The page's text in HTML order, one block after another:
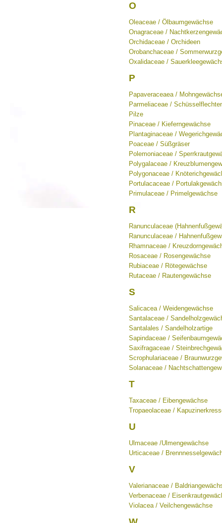
O
Oleaceae / Ölbaumgewächse
Onagraceae /
Orchidaceae / Orchideen
Orobanchaceae /
Oxalidaceae /
P
Papaveraceaea /
Parmeliaceae /
Pilze
Pinaceae / Kieferngewächse
Plantaginaceae /
Poaceae / Süßgräser
Polemoniaceae /
Polygalaceae /
Polygonaceae /
Portulacaceae /
Primulaceae / Primelgewächse
R
Ranunculaceae
Ranunculaceae /
Rhamnaceae /
Rosaceae / Rosengewächse
Rubiaceae / Rötegewächse
Rutaceae / Rautengewächse
S
Salicacea / Weidengewächse
Santalaceae /
Santalales / Sandelholzartige
Sapindaceae /
Saxifragaceae /
Scrophulariaceae /
Solanaceae /
T
Taxaceae / Eibengewächse
Tropaeolaceae /
U
Ulmaceae /Ulmengewächse
Urticaceae /
V
Valerianaceae /
Verbenaceae /
Violacea / Veilchengewächse